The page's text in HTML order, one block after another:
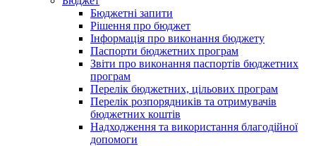
Бюджетні запити
Рішення про бюджет
Інформація про виконання бюджету
Паспорти бюджетних програм
Звіти про виконання паспортів бюджетних
програм
Перелік бюджетних, цільових програм
Перелік розпорядників та отримувачів
бюджетних коштів
Надходження та використання благодійної
допомоги